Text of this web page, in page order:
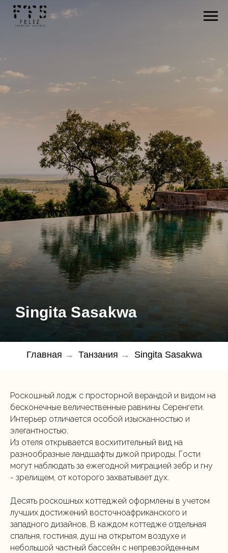
Singita Sasakwa
Главная → Танзания → Singita Sasakwa
Роскошный лодж с просторной верандой и видом на
бесконечные величественные равнины Серенгети.
Интерьер отличается особой изысканностью и
элегантностью.
Из отеля открывается восхитительный вид на
разнообразные ландшафты дикой природы. Гости
могут наблюдать за ежегодной миграцией зебр и гну
- зрелищем, от которого захватывает дух.
Десять роскошных коттеджей оформлены в учетом
лучших достижений восточноафриканского и
западного дизайнов. В каждом коттедже отдельная
спальня, гостиная, душ на открытом воздухе и
небольшой частный бассейн с непревзойденным